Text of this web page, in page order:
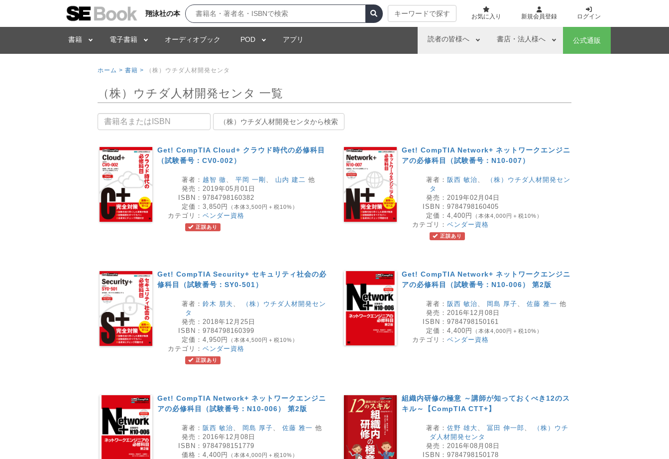
翔泳社の本 キーワードで探す お気に入り 新規会員登録 ログイン
書籍 電子書籍 オーディオブック POD アプリ 読者の皆様へ 書店・法人様へ 公式通販
ホーム > 書籍 > （株）ウチダ人材開発センタ
（株）ウチダ人材開発センタ 一覧
書籍名 （株）ウチダ人材開発センタから検索
Get! CompTIA Cloud+ クラウド時代の必修科目
（試験番号：CV0-002）
著者： 越智 徹、 平岡 一剛 、 山内 建二 他
発売： 2019年05月01日
ISBN： 9784798160382
定価： 3,850円 （本体3,500円＋税10%）
カテゴリ： ベンダー資格
正誤あり
Get! CompTIA Network+ ネットワークエンジニ
アの必修科目（試験番号：N10-007）
著者： 阪西 敏治、
（株）ウチダ人材開発セン
タ
発売： 2019年02月04日
ISBN： 9784798160405
定価： 4,400円 （本体4,000円＋税10%）
カテゴリ： ベンダー資格
正誤あり
Get! CompTIA Security+ セキュリティ社会の必
修科目（試験番号：SY0-501）
著者： 鈴木 朋夫 、
（株）ウチダ人材開発セン
タ
発売： 2018年12月25日
ISBN： 9784798160399
定価： 4,950円 （本体4,500円＋税10%）
カテゴリ： ベンダー資格
正誤あり
Get! CompTIA Network+ ネットワークエンジニ
アの必修科目（試験番号：N10-006） 第2版
著者： 阪西 敏治、 岡島 厚子、 佐藤 雅一 他
発売： 2016年12月08日
ISBN： 9784798150161
定価： 4,400円 （本体4,000円＋税10%）
カテゴリ： ベンダー資格
Get! CompTIA Network+ ネットワークエンジニ
アの必修科目（試験番号：N10-006） 第2版
著者： 阪西 敏治、 岡島 厚子、 佐藤 雅一 他
発売： 2016年12月08日
ISBN： 9784798151779
価格： 4,400円 （本体4,000円＋税10%）
組織内研修の極意 ～講師が知っておくべき12のス
キル～【CompTIA CTT+】
著者： 佐野 雄大、 冨田 伸一郎 、
（株）ウチ
ダ人材開発センタ
発売： 2016年08月08日
ISBN： 9784798150178